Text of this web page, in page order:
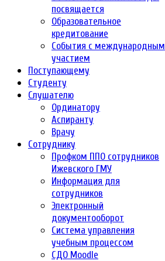
посвящается
Образовательное
кредитование
События с международным
участием
Поступающему
Студенту
Слушателю
Ординатору
Аспиранту
Врачу
Сотруднику
Профком ППО сотрудников
Ижевского ГМУ
Информация для
сотрудников
Электронный
документооборот
Система управления
учебным процессом
СДО Moodle